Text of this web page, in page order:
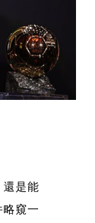
還是能
窺一